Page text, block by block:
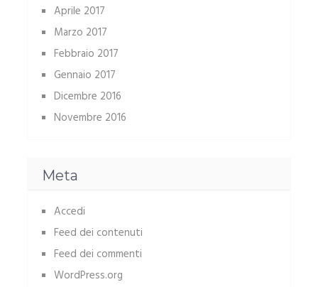
Aprile 2017
Marzo 2017
Febbraio 2017
Gennaio 2017
Dicembre 2016
Novembre 2016
Meta
Accedi
Feed dei contenuti
Feed dei commenti
WordPress.org